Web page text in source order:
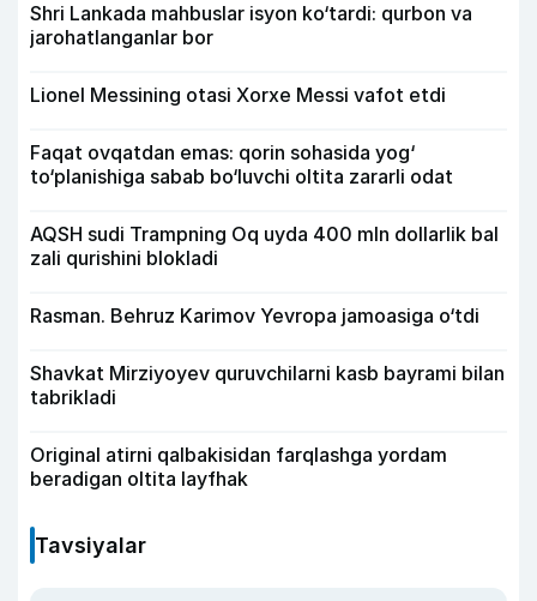
Shri Lankada mahbuslar isyon ko‘tardi: qurbon va
jarohatlanganlar bor
Lionel Messining otasi Xorxe Messi vafot etdi
Faqat ovqatdan emas: qorin sohasida yog‘
to‘planishiga sabab bo‘luvchi oltita zararli odat
AQSH sudi Trampning Oq uyda 400 mln dollarlik bal
zali qurishini blokladi
Rasman. Behruz Karimov Yevropa jamoasiga o‘tdi
Shavkat Mirziyoyev quruvchilarni kasb bayrami bilan
tabrikladi
Original atirni qalbakisidan farqlashga yordam
beradigan oltita layfhak
Tavsiyalar